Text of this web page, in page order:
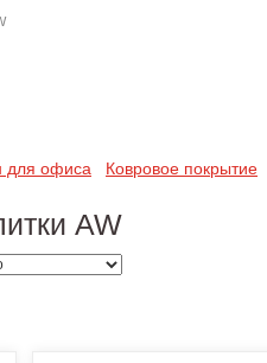
для офиса Ковровое покрытие
AW